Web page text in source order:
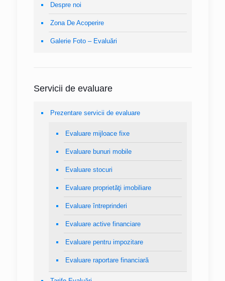
Despre noi
Zona De Acoperire
Galerie Foto – Evaluări
Servicii de evaluare
Prezentare servicii de evaluare
Evaluare mijloace fixe
Evaluare bunuri mobile
Evaluare stocuri
Evaluare proprietăţi imobiliare
Evaluare întreprinderi
Evaluare active financiare
Evaluare pentru impozitare
Evaluare raportare financiară